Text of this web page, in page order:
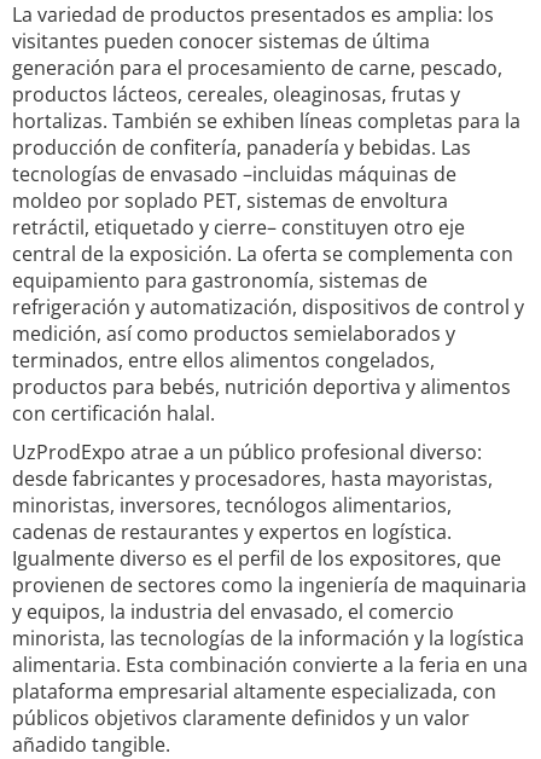
La variedad de productos presentados es amplia: los
visitantes pueden conocer sistemas de última
generación para el procesamiento de carne, pescado,
productos lácteos, cereales, oleaginosas, frutas y
hortalizas. También se exhiben líneas completas para la
producción de confitería, panadería y bebidas. Las
tecnologías de envasado –incluidas máquinas de
moldeo por soplado PET, sistemas de envoltura
retráctil, etiquetado y cierre– constituyen otro eje
central de la exposición. La oferta se complementa con
equipamiento para gastronomía, sistemas de
refrigeración y automatización, dispositivos de control y
medición, así como productos semielaborados y
terminados, entre ellos alimentos congelados,
productos para bebés, nutrición deportiva y alimentos
con certificación halal.
UzProdExpo atrae a un público profesional diverso:
desde fabricantes y procesadores, hasta mayoristas,
minoristas, inversores, tecnólogos alimentarios,
cadenas de restaurantes y expertos en logística.
Igualmente diverso es el perfil de los expositores, que
provienen de sectores como la ingeniería de maquinaria
y equipos, la industria del envasado, el comercio
minorista, las tecnologías de la información y la logística
alimentaria. Esta combinación convierte a la feria en una
plataforma empresarial altamente especializada, con
públicos objetivos claramente definidos y un valor
añadido tangible.